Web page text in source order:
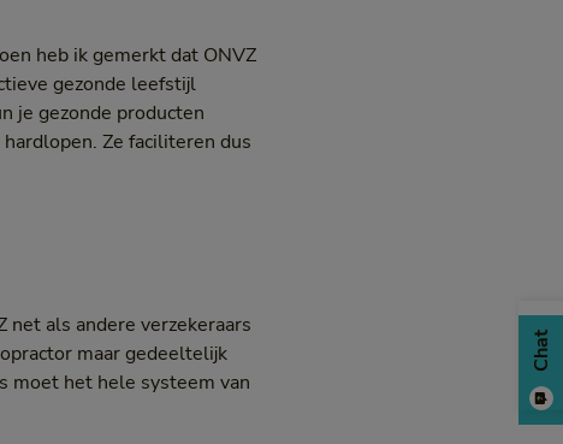
heb ik gemerkt dat ONVZ
gezonde leefstijl
je gezonde producten
Ze faciliteren dus
net als andere verzekeraars
maar gedeeltelijk
moet het hele systeem van
Chat